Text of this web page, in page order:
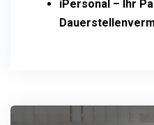
iPersonal – Ihr